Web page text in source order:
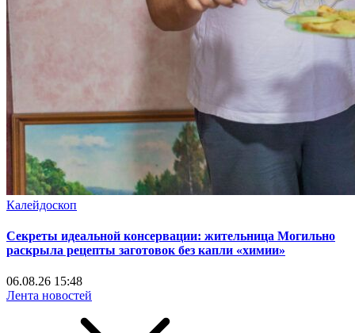
Калейдоскоп
Секреты идеальной консервации: жительница Могильно
раскрыла рецепты заготовок без капли «химии»
06.08.26 15:48
Лента новостей